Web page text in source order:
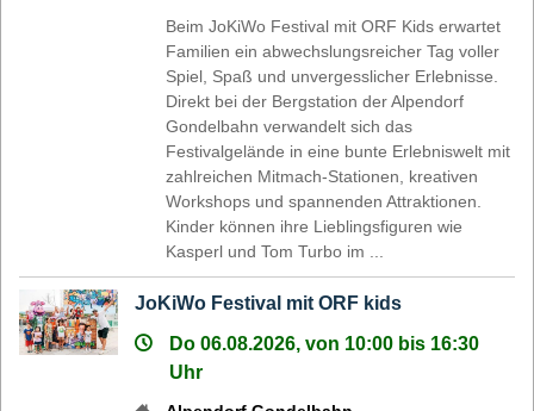
Beim JoKiWo Festival mit ORF Kids erwartet
Familien ein abwechslungsreicher Tag voller
Spiel, Spaß und unvergesslicher Erlebnisse.
Direkt bei der Bergstation der Alpendorf
Gondelbahn verwandelt sich das
Festivalgelände in eine bunte Erlebniswelt mit
zahlreichen Mitmach-Stationen, kreativen
Workshops und spannenden Attraktionen.
Kinder können ihre Lieblingsfiguren wie
Kasperl und Tom Turbo im ...
JoKiWo Festival mit ORF kids
Do 06.08.2026, von 10:00 bis 16:30
Uhr